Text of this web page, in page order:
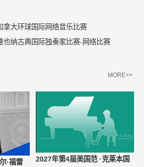
拿大环球国际网络音乐比赛
也纳古典国际独奏家比赛-网络比赛
MORE>>
·福雷
2027年第4届美国范 ·克莱本国